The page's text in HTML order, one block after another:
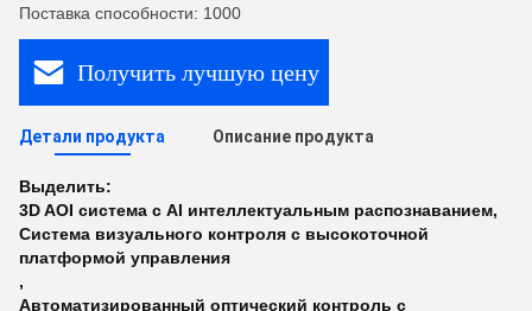
Поставка способности: 1000
Получить лучшую цену
Детали продукта Описание продукта
Выделить:
3D AOI система с AI интеллектуальным распознаванием,
Система визуального контроля с высокоточной
платформой управления
,
Автоматизированный оптический контроль с